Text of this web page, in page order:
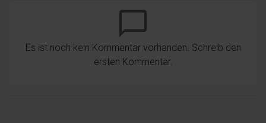
chat_bubble_outline
Es ist noch kein Kommentar vorhanden. Schreib den
ersten Kommentar.